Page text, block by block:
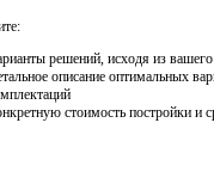
решений, исходя из
описание оптимальных
стоимость постройки и